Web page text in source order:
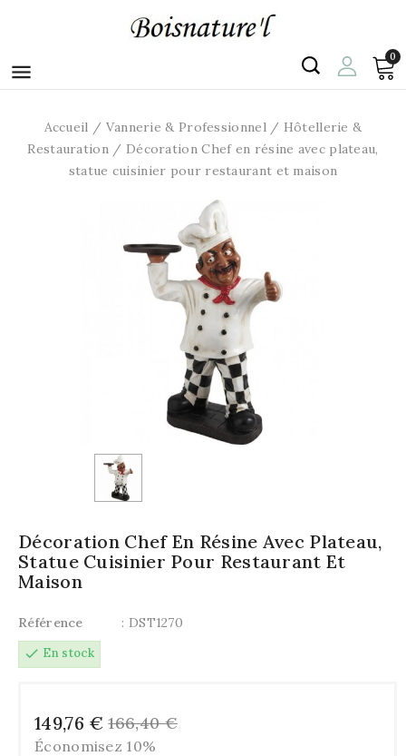

0
Accueil Vannerie & Professionnel
Hôtellerie &
Restauration
Décoration Chef en résine avec plateau,
statue cuisinier pour restaurant et maison
Décoration Chef En Résine Avec Plateau,
Statue Cuisinier Pour Restaurant Et
Maison
Référence
: DST1270
check En stock
149,76 € 166,40 €
Économisez 10%